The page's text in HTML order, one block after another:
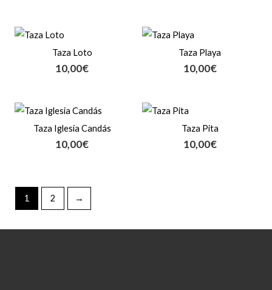
Taza Loto
10,00€
Taza Playa
10,00€
Taza Iglesia Candás
10,00€
Taza Pita
10,00€
1 2 →